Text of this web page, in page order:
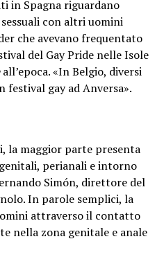
in Spagna riguardano
con altri uomini
che avevano frequentato
del Gay Pride nelle Isole
all’epoca. «In Belgio, diversi
festival gay ad Anversa».
la maggior parte presenta
perianali e intorno
Simón, direttore del
In parole semplici, la
attraverso il contatto
nella zona genitale e anale